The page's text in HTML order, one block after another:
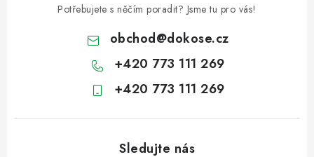
Potřebujete s něčím poradit? Jsme tu pro vás!
obchod@dokose.cz
+420 773 111 269
+420 773 111 269